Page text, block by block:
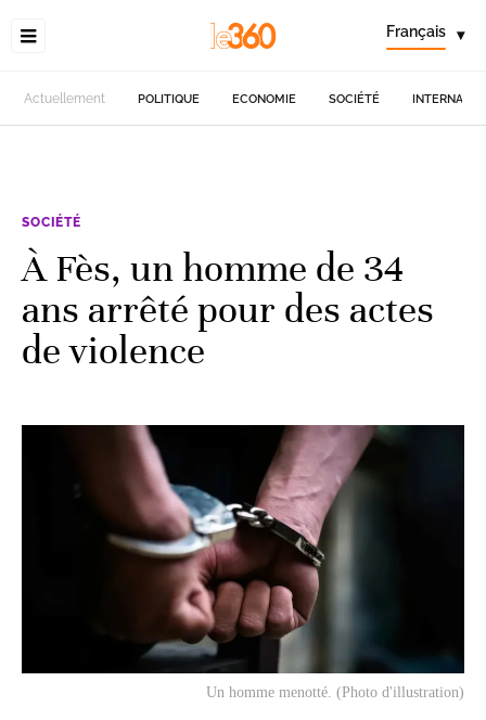
Français ▾
Actuellement POLITIQUE ECONOMIE SOCIÉTÉ
SOCIÉTÉ
À Fès, un homme de 34
ans arrêté pour des actes
de violence
Un homme menotté. (Photo d'illustration)